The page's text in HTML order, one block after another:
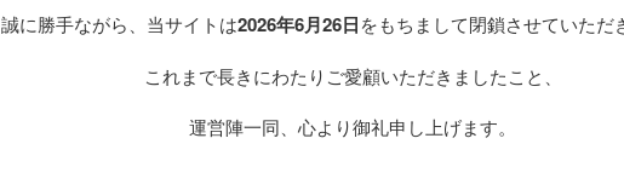
誠に勝手ながら、当サイトは2026年6月26日をもちまして閉鎖させていただ
これまで長きにわたりご愛顧いただきましたこと、
運営陣一同、心より御礼申し上げます。